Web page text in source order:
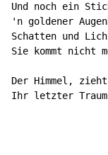
Und noch ein
'n goldener
Schatten und
Sie kommt nicht
Der Himmel,
Ihr letzter